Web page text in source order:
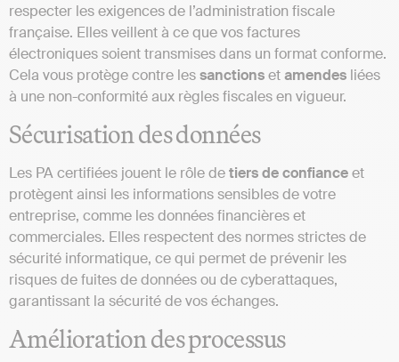
respecter les exigences de l’administration fiscale
française. Elles veillent à ce que vos factures
électroniques soient transmises dans un format conforme.
Cela vous protège contre lessanctionsetamendes liées
à une non-conformité aux règles fiscales en vigueur.
Sécurisation des données
Les PA certifiées jouent le rôle detiers de confianceet
protègent ainsi les informations sensibles de votre
entreprise, comme les données financières et
commerciales. Elles respectent des normes strictes de
sécurité informatique, ce qui permet de prévenir les
risques de fuites de données ou de cyberattaques,
garantissant la sécurité de vos échanges.
Amélioration des processus